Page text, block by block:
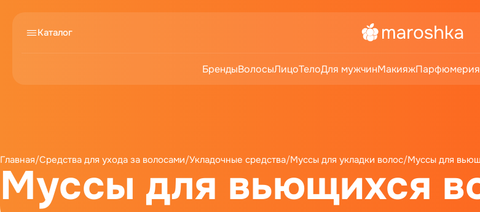
Каталог
БрендыВолосыЛицоТелоДля мужчинМакияжПарфюмерия
Главная/Средства для ухода за волосами/Укладочные средства/Муссы для укладки волос/Муссы для
Муссы для вьющихся